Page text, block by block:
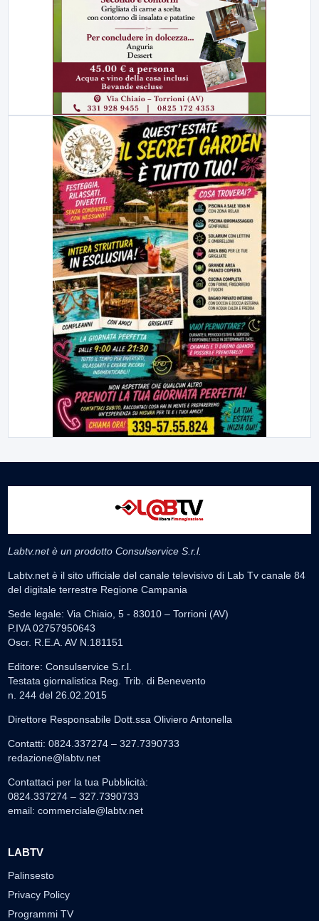
Labtv.net è un prodotto Consulservice S.r.l.
Labtv.net è il sito ufficiale del canale televisivo di Lab Tv canale 84
del digitale terrestre Regione Campania
Sede legale: Via Chiaio, 5 - 83010 – Torrioni (AV)
P.IVA 02757950643
Oscr. R.E.A. AV N.181151
Editore: Consulservice S.r.l.
Testata giornalistica Reg. Trib. di Benevento
n. 244 del 26.02.2015
Direttore Responsabile Dott.ssa Oliviero Antonella
Contatti: 0824.337274 – 327.7390733
redazione@labtv.net
Contattaci per la tua Pubblicità:
0824.337274 – 327.7390733
email: commerciale@labtv.net
LABTV
Palinsesto
Privacy Policy
Programmi TV